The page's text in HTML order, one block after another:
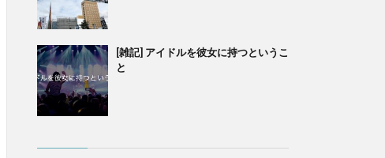
[雑記] アイドルを彼女に持つというこ
と